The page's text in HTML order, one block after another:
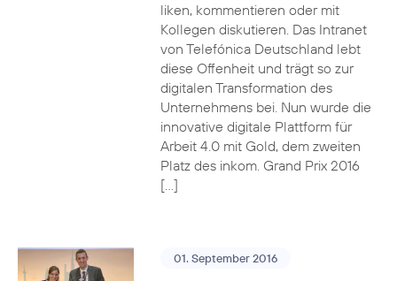
liken, kommentieren oder mit
Kollegen diskutieren. Das Intranet
von Telefónica Deutschland lebt
diese Offenheit und trägt so zur
digitalen Transformation des
Unternehmens bei. Nun wurde die
innovative digitale Plattform für
Arbeit 4.0 mit Gold, dem zweiten
Platz des inkom. Grand Prix 2016
[…]
01. September 2016